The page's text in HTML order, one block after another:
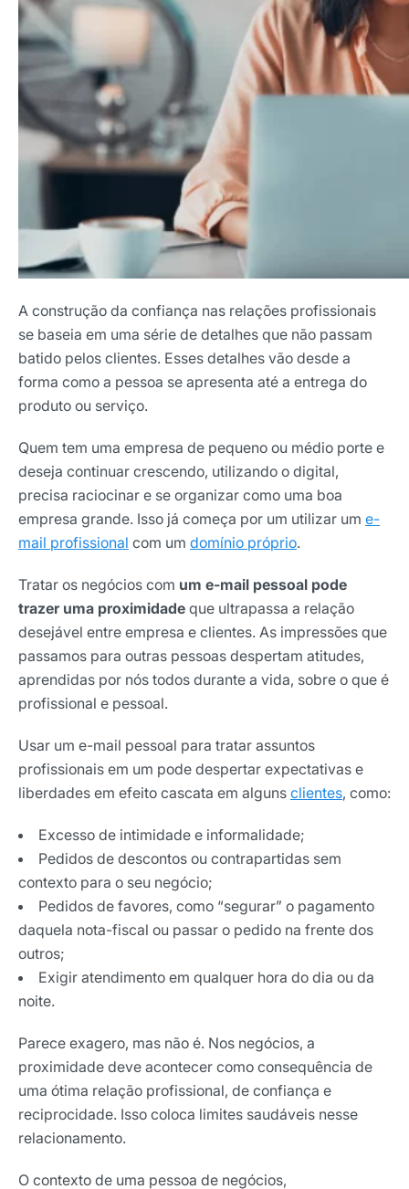
A construção da confiança nas relações profissionais
se baseia em uma série de detalhes que não passam
batido pelos clientes. Esses detalhes vão desde a
forma como a pessoa se apresenta até a entrega do
produto ou serviço.
Quem tem uma empresa de pequeno ou médio porte e
deseja continuar crescendo, utilizando o digital,
precisa raciocinar e se organizar como uma boa
empresa grande. Isso já começa por um utilizar um e-
mail profissional com um domínio próprio.
Tratar os negócios com um e-mail pessoal pode
trazer uma proximidade que ultrapassa a relação
desejável entre empresa e clientes. As impressões que
passamos para outras pessoas despertam atitudes,
aprendidas por nós todos durante a vida, sobre o que é
profissional e pessoal.
Usar um e-mail pessoal para tratar assuntos
profissionais em um pode despertar expectativas e
liberdades em efeito cascata em alguns clientes, como:
Excesso de intimidade e informalidade;
Pedidos de descontos ou contrapartidas sem
contexto para o seu negócio;
Pedidos de favores, como “segurar” o pagamento
daquela nota-fiscal ou passar o pedido na frente dos
outros;
Exigir atendimento em qualquer hora do dia ou da
noite.
Parece exagero, mas não é. Nos negócios, a
proximidade deve acontecer como consequência de
uma ótima relação profissional, de confiança e
reciprocidade. Isso coloca limites saudáveis nesse
relacionamento.
O contexto de uma pessoa de negócios,